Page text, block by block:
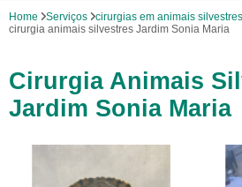
Home Serviços cirurgias em animais silvestres
cirurgia animais silvestres Jardim Sonia Maria
Cirurgia Animais
Jardim Sonia Maria